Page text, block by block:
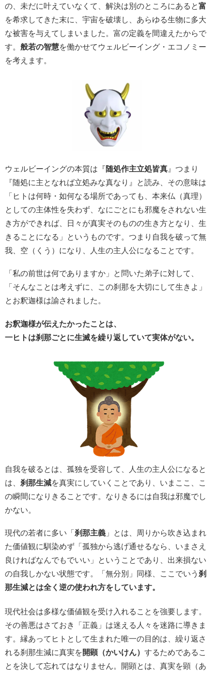
の、未だに叶えていなくて、解決は別のところにあると富
を希求してきた末に、宇宙を破壊し、あらゆる生物に多大
な被害を与えてしまいました。富の定義を間違えたからで
す。 般若の智慧を働かせてウェルビーイング・エコノミー
を考えます。
ウェルビーイングの本質は『随処作主立処皆真 』つまり
『随処に主となれば立処みな真なり』と読み、その意味は
「ヒトは何時・如何なる場所であっても、本来仏（真理）
としての主体性を失わず、なにごとにも邪魔をされない生
き方ができれば、日々が真実そのものの生き方となり、生
きることになる」というものです。つまり自我を破って無
我、空（くう）になり、人生の主人公になることです。
「私の前世は何でありますか」と問いた弟子に対して、
「そんなことは考えずに、この刹那を大切にして生きよ」
とお釈迦様は諭されました。
お釈迦様が伝えたかったことは、
一ヒトは刹那ごとに生滅を繰り返していて実体がない。
自我を破るとは、孤独を受容して、人生の主人公になると
は、 刹那生減を真実にしていくことであり、いまここ、こ
の瞬間になりきることです。なりきるには自我は邪魔でし
かない。
現代の若者に多い「 刹那主義 」とは、周りから吹き込まれ
た価値観に馴染めず「孤独から逃げ通せるなら、いまさえ
良ければなんでもでいい」ということであり、出来損ない
の自我しかない状態です。「無分別」同様、ここでいう 刹
那生減とは全く逆の使われ方をしています。
現代社会は多様な価値観を受け入れることを強要します。
その善悪はさておき「正義」は迷える人々を迷路に導きま
す。縁あってヒトとして生まれた唯一の目的は、繰り返さ
れる刹那生減に真実を開顕（かいけん） するためであるこ
とを決して忘れてはなりません。開顕とは、真実を顕（あ